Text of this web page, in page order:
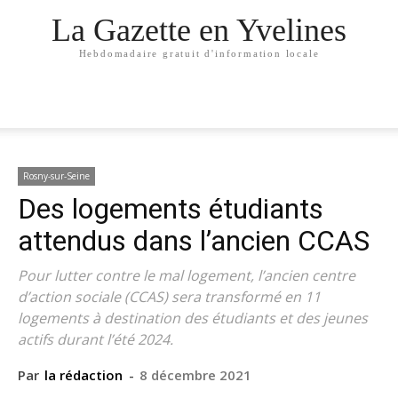
La Gazette en Yvelines
Hebdomadaire gratuit d'information locale
Rosny-sur-Seine
Des logements étudiants
attendus dans l’ancien CCAS
Pour lutter contre le mal logement, l’ancien centre
d’action sociale (CCAS) sera transformé en 11
logements à destination des étudiants et des jeunes
actifs durant l’été 2024.
Par la rédaction - 8 décembre 2021